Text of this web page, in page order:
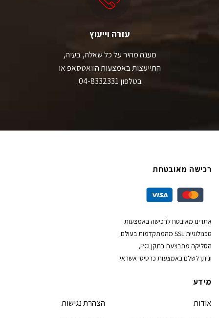
עזרה וייעוץ
מענה מהיר על כל שאלה, בעיה,
התייעצות באמצעות הוואטסאפ או
בטלפון 04-8332331.
רכישה מאובטחת
אתרינו מאובטח לרכישה באמצעות
טכנולוגיית SSL מהמתקדמות בעולם.
הסליקה מתבצעת בתקן PCI,
וניתן לשלם באמצעות כרטיסי אשראי
מידע
אודות
הצהרת נגישות